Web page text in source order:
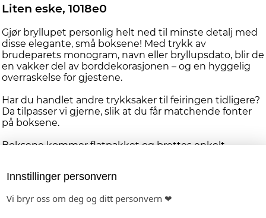
Liten eske, 1018e0
Gjør bryllupet personlig helt ned til minste detalj med
disse elegante, små boksene! Med trykk av
brudeparets monogram, navn eller bryllupsdato, blir de
en vakker del av borddekorasjonen – og en hyggelig
overraskelse for gjestene.
Har du handlet andre trykksaker til feiringen tidligere?
Da tilpasser vi gjerne, slik at du får matchende fonter
på boksene.
Boksene kommer flatpakket og brettes enkelt
feiringen.
PRODUKTINFORMASJON
Innstillinger personvern
Vi bryr oss om deg og ditt personvern ❤